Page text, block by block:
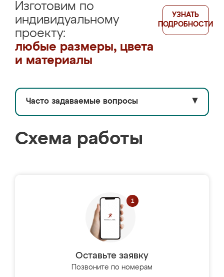
Изготовим по
индивидуальному
проекту:
любые размеры, цвета
и материалы
УЗНАТЬ
ПОДРОБНОСТИ
Часто задаваемые вопросы ▼
Схема работы
Оставьте заявку
Позвоните по номерам